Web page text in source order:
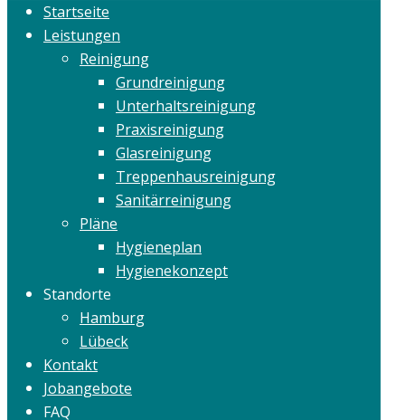
Startseite
Leistungen
Reinigung
Grundreinigung
Unterhaltsreinigung
Praxisreinigung
Glasreinigung
Treppenhausreinigung
Sanitärreinigung
Pläne
Hygieneplan
Hygienekonzept
Standorte
Hamburg
Lübeck
Kontakt
Jobangebote
FAQ